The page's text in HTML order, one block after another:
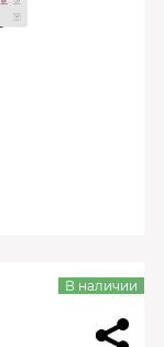
В наличии